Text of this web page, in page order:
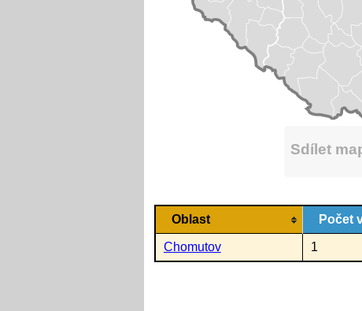
Sdílet
Oblast Počet
Chomutov 1